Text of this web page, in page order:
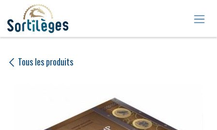
Se rendre au contenu
Tous les produits